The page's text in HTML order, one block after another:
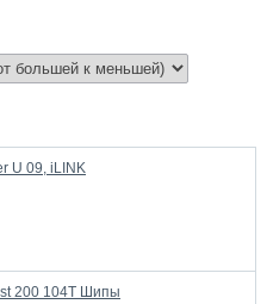
U 09, iLINK
200 104T Шипы